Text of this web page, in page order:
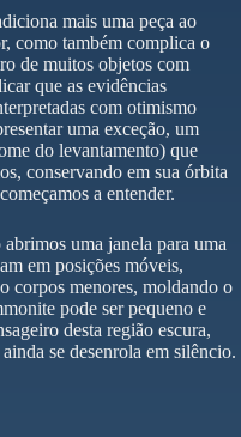
mais uma peça ao
como também complica o
de muitos objetos com
que as evidências
com otimismo
uma exceção, um
do levantamento) que
conservando em sua órbita
a entender.
uma janela para uma
em posições móveis,
corpos menores, moldando o
pode ser pequeno e
desta região escura,
se desenrola em silêncio.